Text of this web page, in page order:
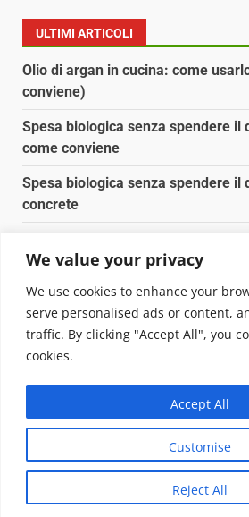
We value your privacy
We use cookies to enhance your
serve personalised ads or content,
traffic. By clicking "Accept All", you
cookies.
Customise
Reject All
Accept All
ULTIMI ARTICOLI
Olio di argan in cucina: come
conviene)
Spesa biologica senza spendere il
come conviene
Spesa biologica senza spendere il
concrete
Pulizia naturale della casa: 3
sostituiscono 10 prodotti chimici
Copyright © 2025 Biopianeta.it
Questo blog non è una testata
viene aggiornato senza alcuna
pertanto considerarsi un
della legge n. 62 del 07.03.2001
themes.